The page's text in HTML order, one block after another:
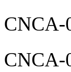
CNCA-
CNCA-